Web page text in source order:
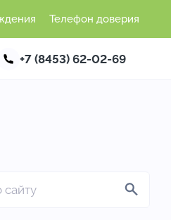
Телефон доверия
+7 (8453) 62-02-69